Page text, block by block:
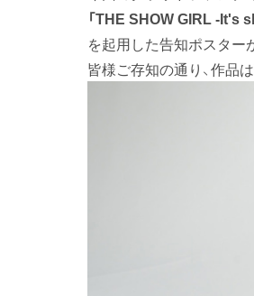
「THE SHOW GIRL -It's
を起用した告知ポスター
皆様ご存知の通り、作品